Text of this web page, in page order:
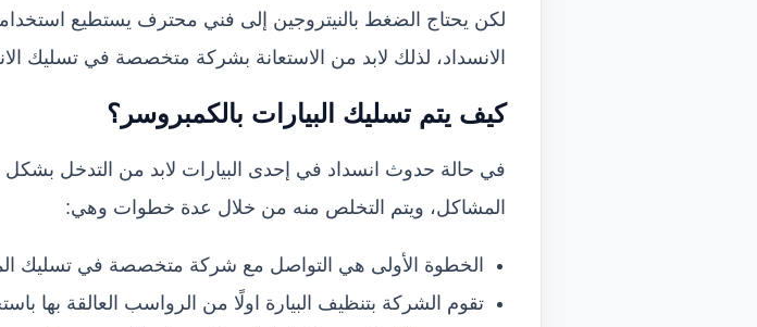
لكن يحتاج الضغط بالنيتروجين إلى فني محترف يستطيع
الانسداد، لذلك لابد من الاستعانة بشركة متخصصة في تسليك
كيف يتم تسليك البيارات بالكمبروسر ؟
في حالة حدوث انسداد في إحدى البيارات لابد من التدخل
المشاكل، ويتم التخلص منه من خلال عدة خطوات وهي:
الخطوة الأولى هي التواصل مع شركة متخصصة في تسليك
تقوم الشركة بتنظيف البيارة اولًا من الرواسب العالقة بها